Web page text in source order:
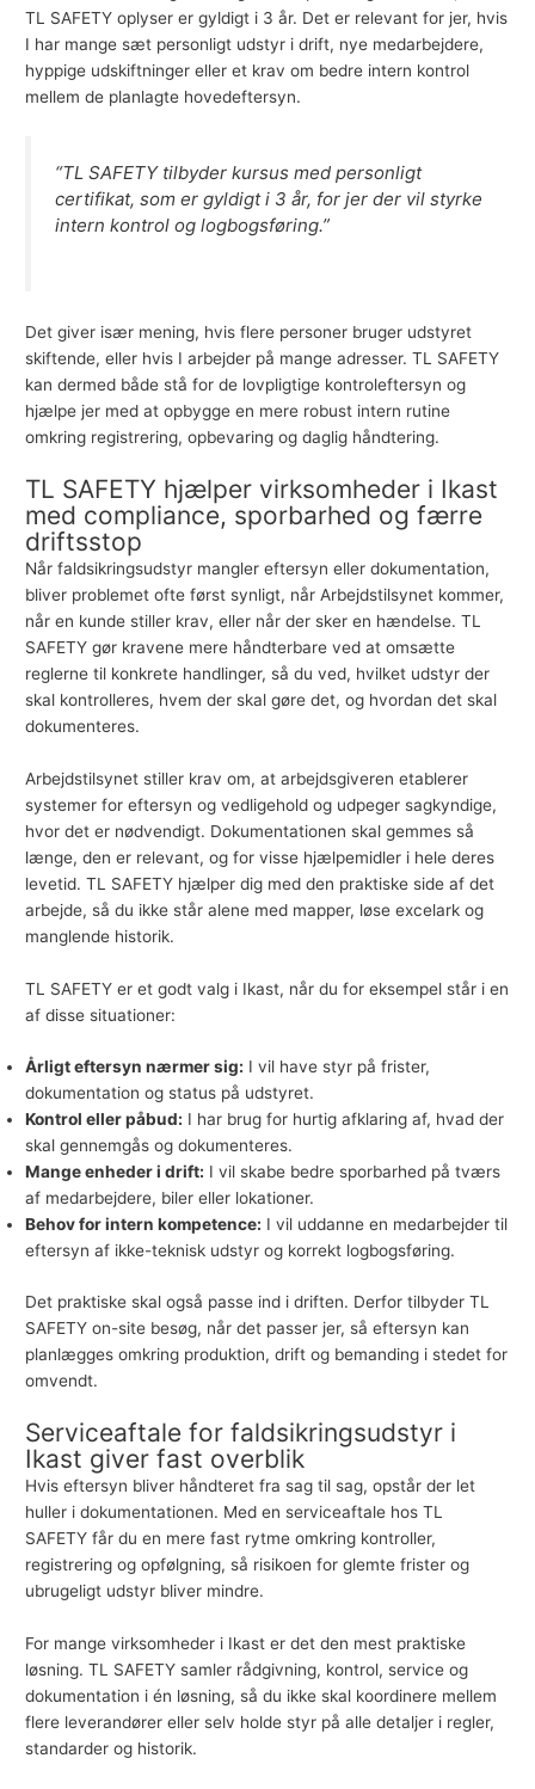
TL SAFETY oplyser er gyldigt i 3 år. Det er relevant for jer, hvis
I har mange sæt personligt udstyr i drift, nye medarbejdere,
hyppige udskiftninger eller et krav om bedre intern kontrol
mellem de planlagte hovedeftersyn.
“TL SAFETY tilbyder kursus med personligt
certifikat, som er gyldigt i 3 år, for jer der vil styrke
intern kontrol og logbogsføring.”
Det giver især mening, hvis flere personer bruger udstyret
skiftende, eller hvis I arbejder på mange adresser. TL SAFETY
kan dermed både stå for de lovpligtige kontroleftersyn og
hjælpe jer med at opbygge en mere robust intern rutine
omkring registrering, opbevaring og daglig håndtering.
TL SAFETY hjælper virksomheder i Ikast
med compliance, sporbarhed og færre
driftsstop
Når faldsikringsudstyr mangler eftersyn eller dokumentation,
bliver problemet ofte først synligt, når Arbejdstilsynet kommer,
når en kunde stiller krav, eller når der sker en hændelse. TL
SAFETY gør kravene mere håndterbare ved at omsætte
reglerne til konkrete handlinger, så du ved, hvilket udstyr der
skal kontrolleres, hvem der skal gøre det, og hvordan det skal
dokumenteres.
Arbejdstilsynet stiller krav om, at arbejdsgiveren etablerer
systemer for eftersyn og vedligehold og udpeger sagkyndige,
hvor det er nødvendigt. Dokumentationen skal gemmes så
længe, den er relevant, og for visse hjælpemidler i hele deres
levetid. TL SAFETY hjælper dig med den praktiske side af det
arbejde, så du ikke står alene med mapper, løse excelark og
manglende historik.
TL SAFETY er et godt valg i Ikast, når du for eksempel står i en
af disse situationer:
Årligt eftersyn nærmer sig: I vil have styr på frister,
dokumentation og status på udstyret.
Kontrol eller påbud: I har brug for hurtig afklaring af, hvad der
skal gennemgås og dokumenteres.
Mange enheder i drift: I vil skabe bedre sporbarhed på tværs
af medarbejdere, biler eller lokationer.
Behov for intern kompetence: I vil uddanne en medarbejder til
eftersyn af ikke-teknisk udstyr og korrekt logbogsføring.
Det praktiske skal også passe ind i driften. Derfor tilbyder TL
SAFETY on-site besøg, når det passer jer, så eftersyn kan
planlægges omkring produktion, drift og bemanding i stedet for
omvendt.
Serviceaftale for faldsikringsudstyr i
Ikast giver fast overblik
Hvis eftersyn bliver håndteret fra sag til sag, opstår der let
huller i dokumentationen. Med en serviceaftale hos TL
SAFETY får du en mere fast rytme omkring kontroller,
registrering og opfølgning, så risikoen for glemte frister og
ubrugeligt udstyr bliver mindre.
For mange virksomheder i Ikast er det den mest praktiske
løsning. TL SAFETY samler rådgivning, kontrol, service og
dokumentation i én løsning, så du ikke skal koordinere mellem
flere leverandører eller selv holde styr på alle detaljer i regler,
standarder og historik.